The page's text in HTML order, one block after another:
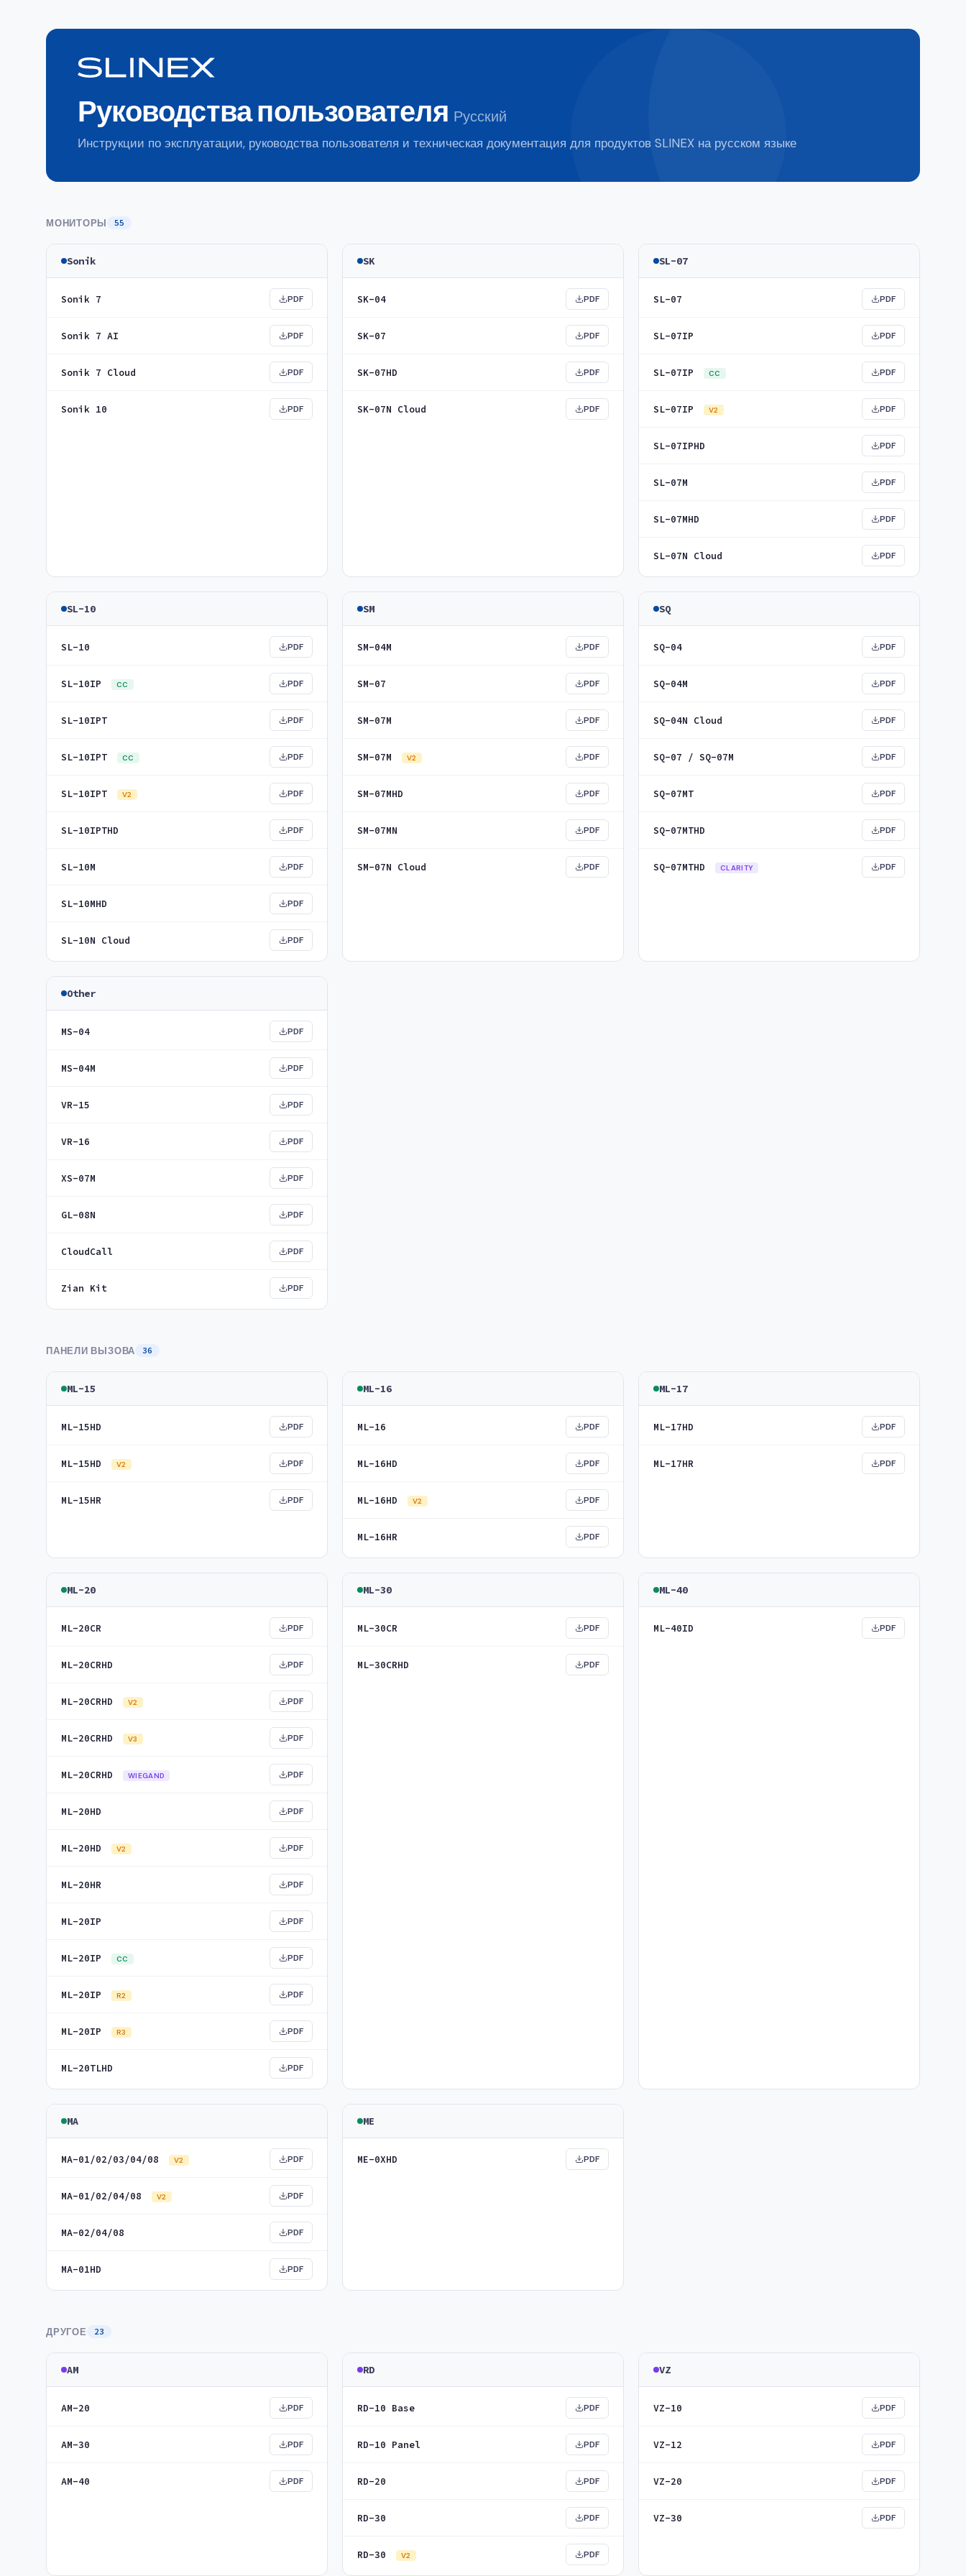
Руководства пользователя Русский
Инструкции по эксплуатации, руководства пользователя и техническая документация для продуктов SLINEX на русском языке
МОНИТОРЫ 55
Sonik
Sonik 7 PDF
Sonik 7 AI PDF
Sonik 7 Cloud PDF
Sonik 10 PDF
SK
SK-04 PDF
SK-07 PDF
SK-07HD PDF
SK-07N Cloud PDF
SL-07
SL-07 PDF
SL-07IP PDF
SL-07IP CC PDF
SL-07IP V2 PDF
SL-07IPHD PDF
SL-07M PDF
SL-07MHD PDF
SL-07N Cloud PDF
SL-10
SL-10 PDF
SL-10IP CC PDF
SL-10IPT PDF
SL-10IPT CC PDF
SL-10IPT V2 PDF
SL-10IPTHD PDF
SL-10M PDF
SL-10MHD PDF
SL-10N Cloud PDF
SM
SM-04M PDF
SM-07 PDF
SM-07M PDF
SM-07M V2 PDF
SM-07MHD PDF
SM-07MN PDF
SM-07N Cloud PDF
SQ
SQ-04 PDF
SQ-04M PDF
SQ-04N Cloud PDF
SQ-07 / SQ-07M PDF
SQ-07MT PDF
SQ-07MTHD PDF
SQ-07MTHD CLARITY PDF
Other
MS-04 PDF
MS-04M PDF
VR-15 PDF
VR-16 PDF
XS-07M PDF
GL-08N PDF
CloudCall PDF
Zian Kit PDF
ПАНЕЛИ ВЫЗОВА 36
ML-15
ML-15HD PDF
ML-15HD V2 PDF
ML-15HR PDF
ML-16
ML-16 PDF
ML-16HD PDF
ML-16HD V2 PDF
ML-16HR PDF
ML-17
ML-17HD PDF
ML-17HR PDF
ML-20
ML-20CR PDF
ML-20CRHD PDF
ML-20CRHD V2 PDF
ML-20CRHD V3 PDF
ML-20CRHD WIEGAND PDF
ML-20HD PDF
ML-20HD V2 PDF
ML-20HR PDF
ML-20IP PDF
ML-20IP CC PDF
ML-20IP R2 PDF
ML-20IP R3 PDF
ML-20TLHD PDF
ML-30
ML-30CR PDF
ML-30CRHD PDF
ML-40
ML-40ID PDF
MA
MA-01/02/03/04/08 V2 PDF
MA-01/02/04/08 V2 PDF
MA-02/04/08 PDF
MA-01HD PDF
ME
ME-0XHD PDF
ДРУГОЕ 23
AM
AM-20 PDF
AM-30 PDF
AM-40 PDF
RD
RD-10 Base PDF
RD-10 Panel PDF
RD-20 PDF
RD-30 PDF
RD-30 V2 PDF
VZ
VZ-10 PDF
VZ-12 PDF
VZ-20 PDF
VZ-30 PDF